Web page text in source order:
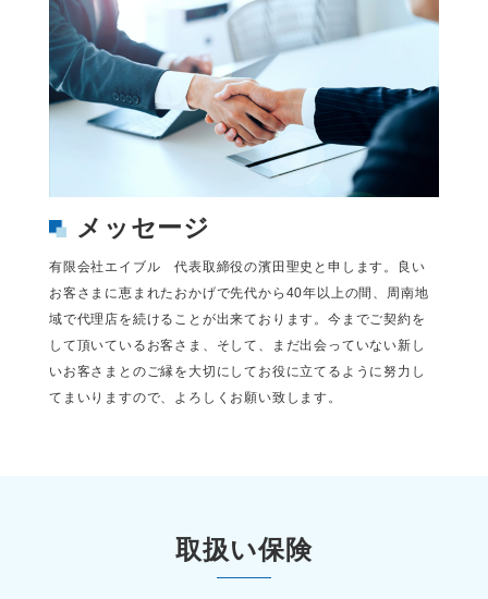
メッセージ
有限会社エイブル 代表取締役の濱田聖史と申します。良い
お客さまに恵まれたおかげで先代から40年以上の間、周南地
域で代理店を続けることが出来ております。今までご契約を
して頂いているお客さま、そして、まだ出会っていない新し
いお客さまとのご縁を大切にしてお役に立てるように努力し
てまいりますので、よろしくお願い致します。
取扱い保険